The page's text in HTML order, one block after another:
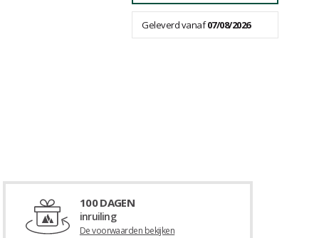
Geleverd vanaf07/08/2026
100 DAGEN
inruiling
De voorwaarden bekijken